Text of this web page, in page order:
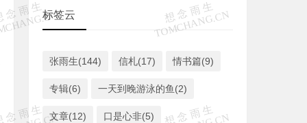
标签云
张雨生(144) 信札(17) 情书篇(9)
专辑(6) 一天到晚游泳的鱼(2)
文章(12) 口是心非(5)